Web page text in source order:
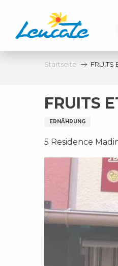
contenu
principal
Startseite FRUITS
FRUITS
ERNÄHRUNG
5 Residence